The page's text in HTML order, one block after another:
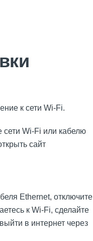
к сети Wi-Fi.
сети Wi-Fi или кабелю
сайт
Ethernet, отключите
к Wi-Fi, сделайте
в интернет через